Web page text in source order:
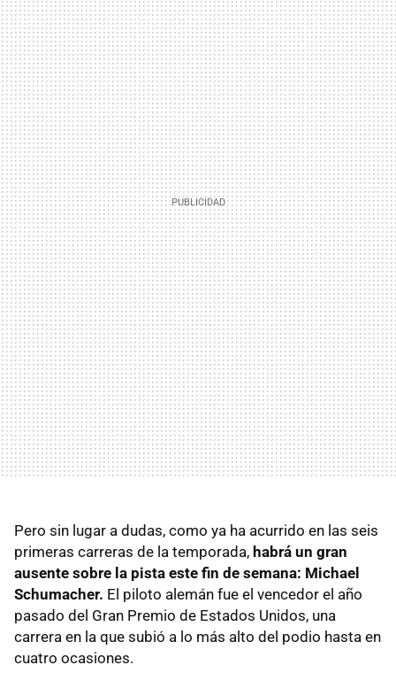
Pero sin lugar a dudas, como ya ha acurrido en las seis
primeras carreras de la temporada, habrá un gran
ausente sobre la pista este fin de semana: Michael
Schumacher. El piloto alemán fue el vencedor el año
pasado del Gran Premio de Estados Unidos, una
carrera en la que subió a lo más alto del podio hasta en
cuatro ocasiones.